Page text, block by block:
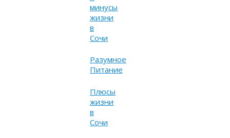
минусы
жизни
в
Сочи
Разумное
Питание
Плюсы
жизни
в
Сочи